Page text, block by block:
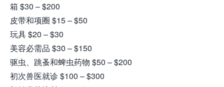
箱 $30 – $200
皮带和项圈 $15 – $50
玩具 $20 – $30
美容必需品 $30 – $150
驱虫、跳蚤和蜱虫药物 $50 – $200
初次兽医就诊 $100 – $300